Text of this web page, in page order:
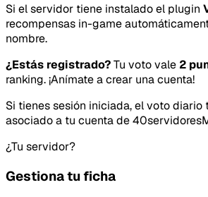
Si el servidor tiene instalado el plugin
recompensas in-game
nombre.
¿Estás registrado?Tu voto vale 2
ranking. ¡Anímate a crear una cuenta!
Si tienes sesión iniciada, el voto diario
asociado a tu cuenta de
¿Tu servidor?
Gestiona tu ficha